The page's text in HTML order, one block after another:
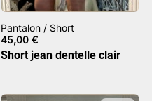
Pantalon / Short
45,00€
Short jean dentelle clair